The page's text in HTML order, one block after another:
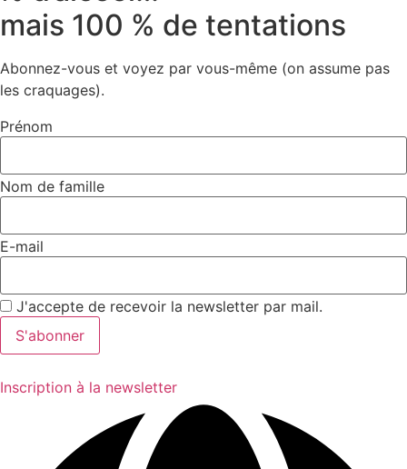
mais 100 % de tentations
Abonnez-vous et voyez par vous-même (on assume pas
les craquages).
Prénom
Nom de famille
E-mail
J'accepte de recevoir la newsletter par mail.
Inscription à la newsletter